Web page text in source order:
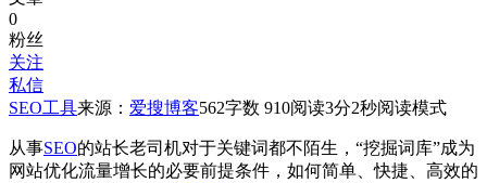
0
粉丝
关注
私信
SEO工具来源： 爱搜博客562字数 910阅读3分2秒阅读模式
从事SEO的站长老司机对于关键词都不陌生，“挖掘词库”成为
网站优化流量增长的必要前提条件，如何简单、快捷、高效的